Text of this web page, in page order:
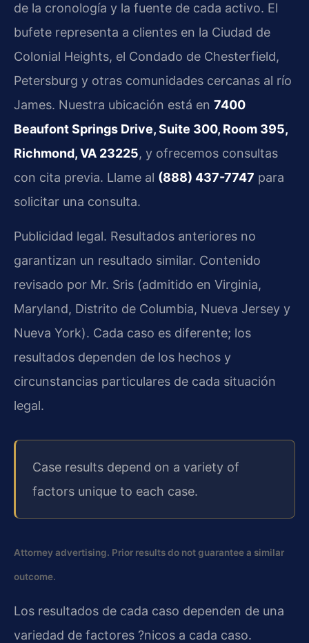
de la cronología y la fuente de cada activo. El
bufete representa a clientes en la Ciudad de
Colonial Heights, el Condado de Chesterfield,
Petersburg y otras comunidades cercanas al río
James. Nuestra ubicación está en 7400
Beaufont Springs Drive, Suite 300, Room 395,
Richmond, VA 23225, y ofrecemos consultas
con cita previa. Llame al (888) 437-7747 para
solicitar una consulta.
Publicidad legal. Resultados anteriores no
garantizan un resultado similar. Contenido
revisado por Mr. Sris (admitido en Virginia,
Maryland, Distrito de Columbia, Nueva Jersey y
Nueva York). Cada caso es diferente; los
resultados dependen de los hechos y
circunstancias particulares de cada situación
legal.
Case results depend on a variety of
factors unique to each case.
Attorney advertising. Prior results do not guarantee a similar
outcome.
Los resultados de cada caso dependen de una
variedad de factores ?nicos a cada caso.